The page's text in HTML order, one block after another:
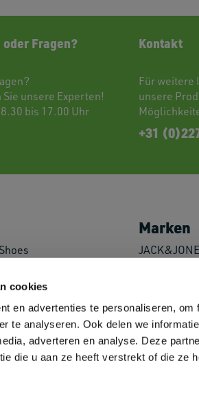
cookies
en advertenties te personaliseren,
te analyseren. Ook delen we
adverteren en analyse. Deze
die u aan ze heeft verstrekt of die ze
Kontakt
Für weitere
unsere
+31
Fragen?
Sie unsere Experten!
bis 17.00 Uhr
Shoes
Towels
Supplies
Marken
Fruit of the
Russell
SOL'S
Neoblu